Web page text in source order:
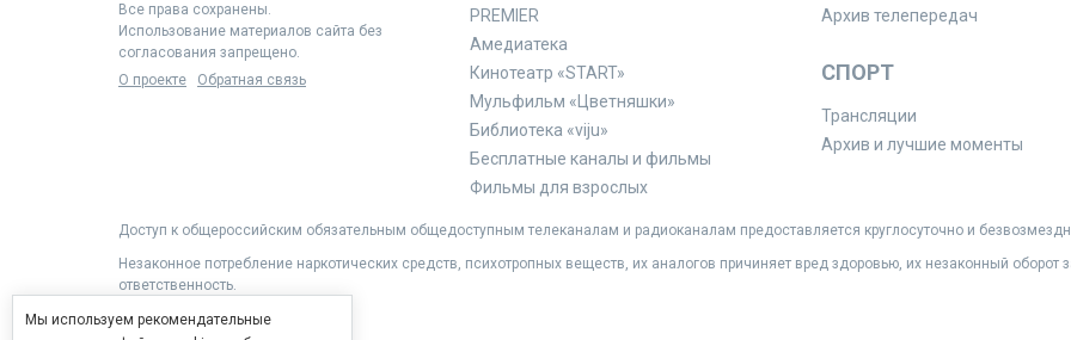
Все права сохранены.
Использование материалов сайта без
согласования запрещено.
О проекте
Обратная связь
PREMIER
Амедиатека
Кинотеатр «START»
Мульфильм «Цветняшки»
Библиотека «viju»
Бесплатные каналы и фильмы
Фильмы для взрослых
Архив телепередач
СПОРТ
Трансляции
Архив и лучшие моменты
Доступ к общероссийским обязательным общедоступным телеканалам и радиоканалам предоставляется круглосуточно и
Незаконное потребление наркотических средств, психотропных веществ, их аналогов причиняет вред здоровью, их незаконный
ответственность.
Мы используем рекомендательные